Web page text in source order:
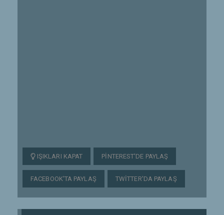
IŞIKLARI KAPAT PINTEREST'DE PAYLAŞ
FACEBOOK'TA PAYLAŞ TWITTER'DA PAYLAŞ